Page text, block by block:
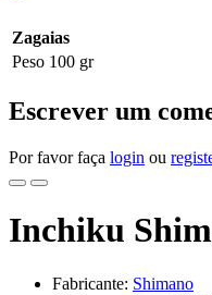
Zagaias
Peso 100 gr
Escrever um
Por favor faça login ou
Inchiku
Fabricante: Shimano